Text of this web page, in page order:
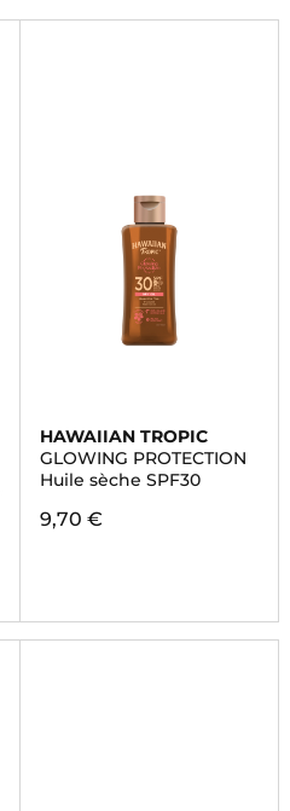
HAWAIIAN TROPIC
GLOWING PROTECTION
Huile sèche SPF30
9,70 €